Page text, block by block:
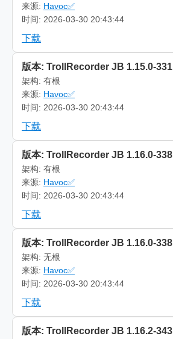
来源: Havoc✅
时间: 2026-03-30 20:43:44
下载
版本: TrollRecorder JB 1.15.0-331
架构: 有根
来源: Havoc✅
时间: 2026-03-30 20:43:44
下载
版本: TrollRecorder JB 1.16.0-338
架构: 有根
来源: Havoc✅
时间: 2026-03-30 20:43:44
下载
版本: TrollRecorder JB 1.16.0-338
架构: 无根
来源: Havoc✅
时间: 2026-03-30 20:43:44
下载
版本: TrollRecorder JB 1.16.2-343